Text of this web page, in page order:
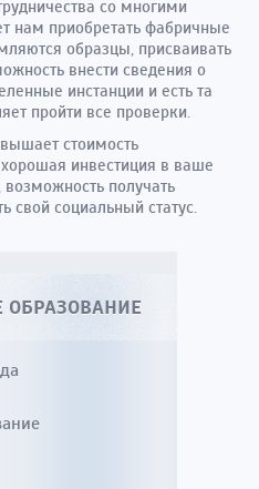
со многими
нам приобретать фабричные
образцы, присваивать
внести сведения о
инстанции и есть та
пройти все проверки.
стоимость
инвестиция в ваше
получать
свой социальный статус.